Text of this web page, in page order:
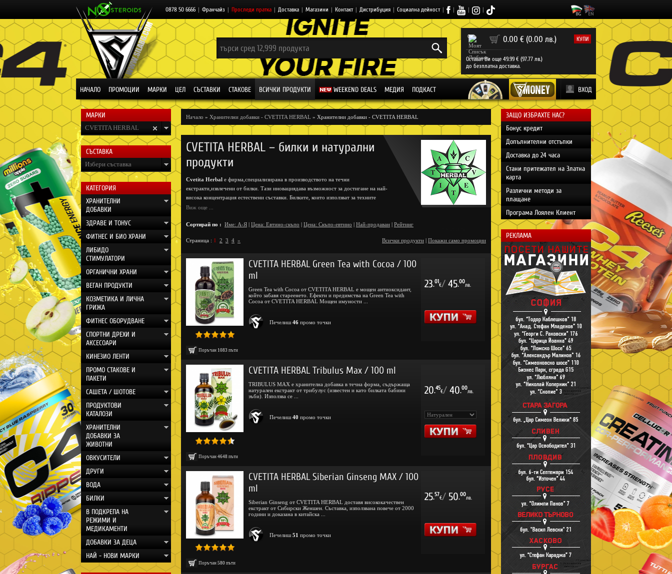
0878 50 6666 | Франчайз | Проследи пратка | Доставка | Магазини | Контакт | Дистрибуция | Социална дейност | | | |
0 0.00 € (0.00 лв.) КУПИ
Остават Ви още 49.99 € (97.77 лв.)
до безплатна доставка.
НАЧАЛО ПРОМОЦИИ МАРКИ ЦЕЛ СЪСТАВКИ СТАКОВЕ ВСИЧКИ ПРОДУКТИ WEEKEND DEALS МЕДИЯ ПОДКАСТ ВХОД
МАРКИ
CVETITA HERBAL
СЪСТАВКА
Избери съставка
КАТЕГОРИЯ
ХРАНИТЕЛНИ
ДОБАВКИ
ЗДРАВЕ И ТОНУС
ФИТНЕС И БИО ХРАНИ
ЛИБИДО
СТИМУЛАТОРИ
ОРГАНИЧНИ ХРАНИ
ВЕГАН ПРОДУКТИ
КОЗМЕТИКА И ЛИЧНА
ГРИЖА
ФИТНЕС ОБОРУДВАНЕ
СПОРТНИ ДРЕХИ И
АКСЕСОАРИ
КИНЕЗИО ЛЕНТИ
ПРОМО СТАКОВЕ И
ПАКЕТИ
САШЕТА / ШОТОВЕ
ПРОДУКТОВИ
КАТАЛОЗИ
ХРАНИТЕЛНИ
ДОБАВКИ ЗА
ЖИВОТНИ
ОВКУСИТЕЛИ
ДРУГИ
ВОДА
БИЛКИ
В ПОДКРЕПА НА
РЕЖИМИ И
МЕДИКАМЕНТИ
ДОБАВКИ ЗА ДЕЦА
НАЙ - НОВИ МАРКИ
Начало » Хранителни добавки - CVETITA HERBAL » Хранителни добавки - CVETITA HERBAL
CVETITA HERBAL – билки и натурални
продукти
Cvetita Herbal е фирма,специализирана в производството на течни
екстракти,извлечени от билки. Тази иновациядава възможност за достигане на най-
висока концентрация естествени съставки. Билките, които използват за техните
продукти са добре познати и с утвърдено полезно действие върху организма.
Богата гама от вкусове и аромати, без изкуствени консерванти и оцветители.
Виж още ...
Сортирай по : Име: А-Я | Цена: Евтино-скъпо | Цена: Скъпо-евтино | Най-продаван | Рейтинг
Страница : 1 2 3 4 » Всички продукти | Покажи само промоции
Поръчан 1083 пъти
CVETITA HERBAL Green Tea with Cocoa / 100
ml
Green Tea with Cocoa от CVETITA HERBAL е мощен антиоксидант,
който забавя стареенето. Ефекти и предимства на Green Tea with
Cocoa от CVETITA HERBAL Мощен имуности ...
Печелиш 46 промо точки
23.01
€/ 45.00
лв.
Поръчан 4648 пъти
CVETITA HERBAL Tribulus Max / 100 ml
TRIBULUS MAX е хранителна добавка в течна форма, съдържаща
натурален екстракт от трибулус (известен и като билката бабини
зъби). Използва се ...
Печелиш 40 промо точки
20.45
€/ 40.00
лв.
Поръчан 580 пъти
CVETITA HERBAL Siberian Ginseng MAX / 100
ml
Siberian Ginseng от CVETITA HERBAL доставя висококачествен
екстракт от Сибирски Женшен. Съставка, използвана повече от 2000
години и доказана в китайска ...
Печелиш 51 промо точки
25.57
€/ 50.00
лв.
ЗАЩО ИЗБРАХТЕ НАС?
Бонус кредит
Допълнителни отстъпки
Доставка до 24 часа
Стани притежател на Златна
карта
Различни методи за
плащане
Програма Лоялен Клиент
РЕКЛАМА